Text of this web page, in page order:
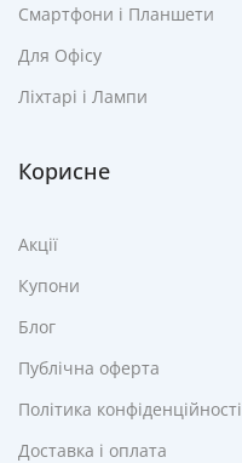
Смартфони і Планшети
Для Офісу
Ліхтарі і Лампи
Корисне
Акції
Купони
Блог
Публічна оферта
Політика конфіденційності
Доставка і оплата